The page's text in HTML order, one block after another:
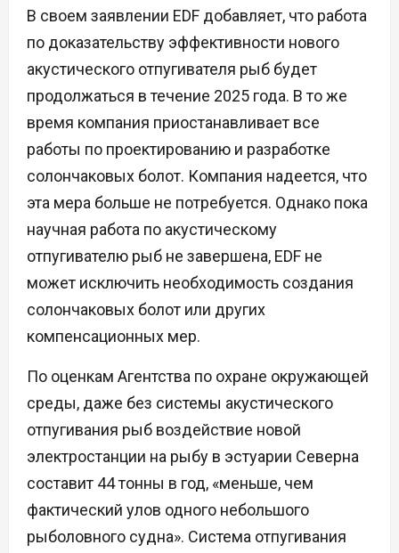
В своем заявлении EDF добавляет, что работа
по доказательству эффективности нового
акустического отпугивателя рыб будет
продолжаться в течение 2025 года. В то же
время компания приостанавливает все
работы по проектированию и разработке
солончаковых болот. Компания надеется, что
эта мера больше не потребуется. Однако пока
научная работа по акустическому
отпугивателю рыб не завершена, EDF не
может исключить необходимость создания
солончаковых болот или других
компенсационных мер.
По оценкам Агентства по охране окружающей
среды, даже без системы акустического
отпугивания рыб воздействие новой
электростанции на рыбу в эстуарии Северна
составит 44 тонны в год, «меньше, чем
фактический улов одного небольшого
рыболовного судна». Система отпугивания